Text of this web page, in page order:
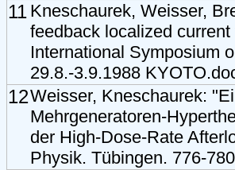
11 Kneschaurek, Weisser,
feedback localized
International Symposium
29.8.-3.9.1988
12Weisser, Kneschaurek:
Mehrgeneratoren-
der High-Dose-Rate
Physik. Tübingen. 776-